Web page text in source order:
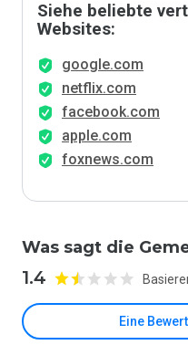
Siehe beliebte
Websites:
google.com
netflix.com
facebook.com
apple.com
foxnews.com
Was sagt die
1.4
Eine